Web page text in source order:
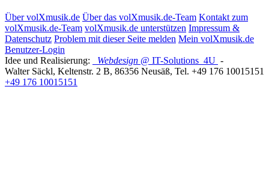
Über volXmusik.de Über das volXmusik.de-Team Kontakt zum
volXmusik.de-Team volXmusik.de unterstützen Impressum &
Datenschutz Problem mit dieser Seite melden Mein volXmusik.de
Benutzer-Login
Idee und Realisierung:
Webdesign @ IT-Solutions 4U -
Walter Säckl, Keltenstr. 2 B, 86356 Neusäß, Tel. +49 176 10015151
+49 176 10015151